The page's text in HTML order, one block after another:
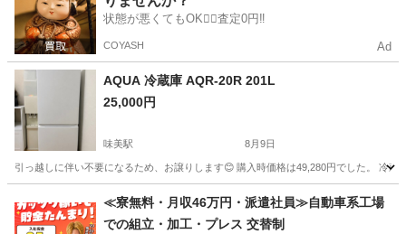
状態が悪くてもOK🙆‍♀️査定0円‼️
COYASH Ad
AQUA 冷蔵庫 AQR-20R 201L
25,000円
味美駅 8月9日
引っ越しに伴い不要になるため、お譲りします😊 購入時価格は49,280円でした。 冷
味美駅 キッチン家電
≪寮無料・月収46万円・派遣社員≫自動車系工場
での組立・加工・プレス 交替制